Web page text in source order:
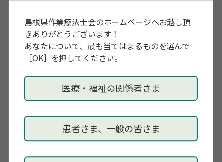
島根県作業療法士会のホームページへお越し頂
きありがとうございます！
あなたについて、最も当てはまるものを選んで
［OK］を押してください。
医療・福祉の関係者さま
患者さま、一般の皆さま
無料
お申し込み
BGgfhLQNOhtmGXIQIdoY5LBtLk933i8PZM9i-
mKu3A/viewform?pli=1